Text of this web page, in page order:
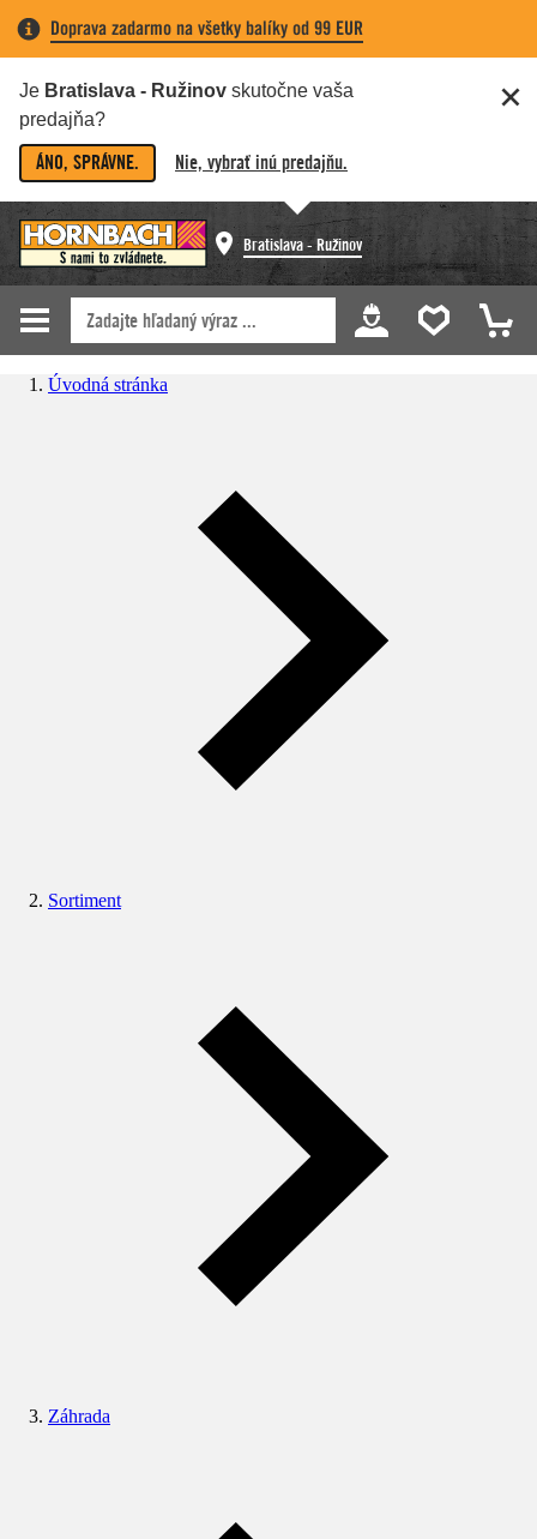
Doprava zadarmo na všetky balíky od 99 EUR
Je Bratislava - Ružinov skutočne vaša
predajňa?
ÁNO, SPRÁVNE. Nie, vybrať inú predajňu.
Bratislava - Ružinov
Úvodná stránka
Sortiment
Záhrada